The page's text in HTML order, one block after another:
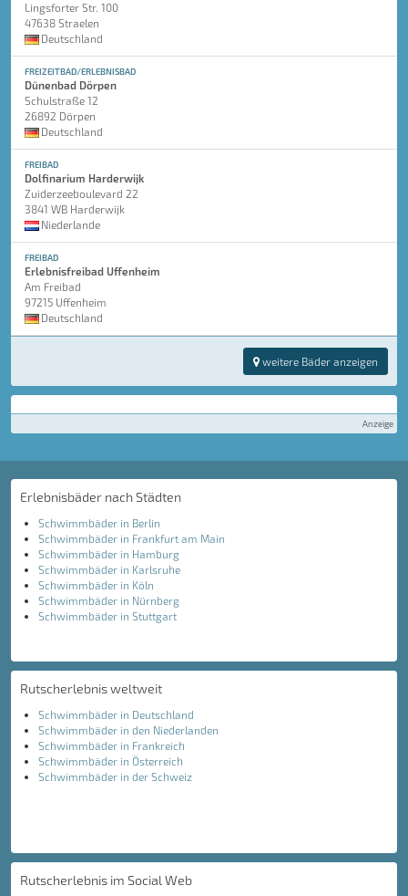
Lingsforter Str. 100
47638 Straelen
Deutschland
FREIZEITBAD/ERLEBNISBAD
Dünenbad Dörpen
Schulstraße 12
26892 Dörpen
Deutschland
FREIBAD
Dolfinarium Harderwijk
Zuiderzeeboulevard 22
3841 WB Harderwijk
Niederlande
FREIBAD
Erlebnisfreibad Uffenheim
Am Freibad
97215 Uffenheim
Deutschland
weitere Bäder anzeigen
Anzeige
Erlebnisbäder nach Städten
Schwimmbäder in Berlin
Schwimmbäder in Frankfurt am Main
Schwimmbäder in Hamburg
Schwimmbäder in Karlsruhe
Schwimmbäder in Köln
Schwimmbäder in Nürnberg
Schwimmbäder in Stuttgart
Rutscherlebnis weltweit
Schwimmbäder in Deutschland
Schwimmbäder in den Niederlanden
Schwimmbäder in Frankreich
Schwimmbäder in Österreich
Schwimmbäder in der Schweiz
Rutscherlebnis im Social Web